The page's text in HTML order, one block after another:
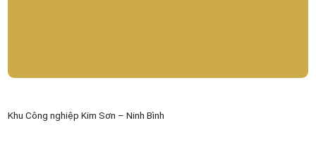
Khu Công nghiệp Kim Sơn – Ninh Bình